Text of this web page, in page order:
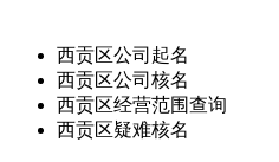
西贡区公司起名
西贡区公司核名
西贡区经营范围查询
西贡区疑难核名